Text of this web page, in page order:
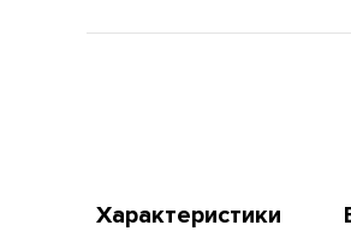
Характеристики